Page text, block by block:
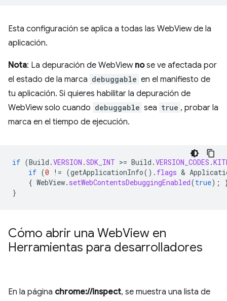
Esta configuración se aplica a todas las WebView de la
aplicación.
Nota: La depuración de WebView nose ve afectada por
el estado de la marca debuggable en el manifiesto de
tu aplicación. Si quieres habilitar la depuración de
WebView solo cuando debuggable sea true , probar la
marca en el tiempo de ejecución.
if (Build .VERSION .SDK_INT >= Build .VERSION_CODES .
if (0 != (getApplicationInfo(). flags &
{ WebView. setWebContentsDebuggingEnabled(true);
}
Cómo abrir una WebView en
Herramientas para desarrolladores
En la página chrome://inspect, se muestra una lista de